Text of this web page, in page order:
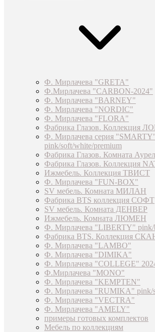
Ф. Мирлачева "GRETA"
Ф.Мирлачева "CARBON-2024"
Ф. Мирлачева "BARNEY"
Ф. Мирлачева "NORDIC"
Ф. Мирлачева "FLORA"
Фабрика Глазов. Коллекция
Ф. Мирлачева серия
pink/soft/white/premium
Фабрика Глазов. Комната
Фабрика Глазов. Коллекция
Ижмебель. Коллекция ТВИСТ
Ф. Мирлачева "FUN-BOX"
SV мебель. Комната МИЛАН
Фабрика BTS коллекция СОФТ
SV мебель. Комната ДЕНВЕР
Ижмебель. Комната ЛЮМЕН
Ф. Мирлачева "LIBERTY" pink/
Фабрика BTS. Коллекция
Ф. Мирлачева "LAMBO"
Ф. Мирлачева "DIMIKA"
Ф. Мирлачева "COLLEGE"
Ф.Мирлачева "MONO"
Ф. Мирлачева "KEMPTEN"
Ф. Мирлачева "RUMIKA" pink/
Ф. Мирлачева "VECTRA"
Ф. Мирлачева "AMELY"
примеры готовых комплектов
Мебель по коллекциям